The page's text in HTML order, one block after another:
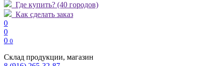
Где купить? (40 городов)
Как сделать заказ
0
0
0 0
Склад продукции, магазин